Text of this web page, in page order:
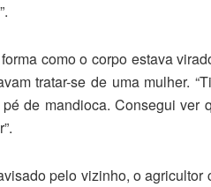
como o corpo estava
tratar-se de uma mulher.
de mandioca. Consegui ver
pelo vizinho, o